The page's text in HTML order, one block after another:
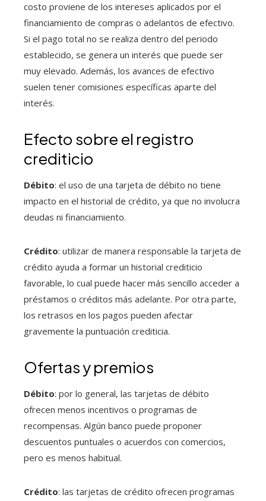
costo proviene de los intereses aplicados por el
financiamiento de compras o adelantos de efectivo.
Si el pago total no se realiza dentro del periodo
establecido, se genera un interés que puede ser
muy elevado. Además, los avances de efectivo
suelen tener comisiones específicas aparte del
interés.
Efecto sobre el registro
crediticio
Débito: el uso de una tarjeta de débito no tiene
impacto en el historial de crédito, ya que no involucra
deudas ni financiamiento.
Crédito: utilizar de manera responsable la tarjeta de
crédito ayuda a formar un historial crediticio
favorable, lo cual puede hacer más sencillo acceder a
préstamos o créditos más adelante. Por otra parte,
los retrasos en los pagos pueden afectar
gravemente la puntuación crediticia.
Ofertas y premios
Débito: por lo general, las tarjetas de débito
ofrecen menos incentivos o programas de
recompensas. Algún banco puede proponer
descuentos puntuales o acuerdos con comercios,
pero es menos habitual.
Crédito: las tarjetas de crédito ofrecen programas